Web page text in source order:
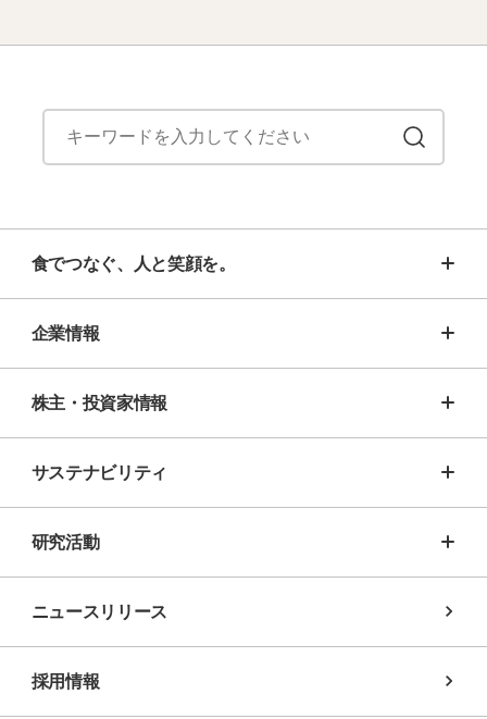
食でつなぐ、人と笑顔を。
企業情報
株主・投資家情報
サステナビリティ
研究活動
ニュースリリース
採用情報